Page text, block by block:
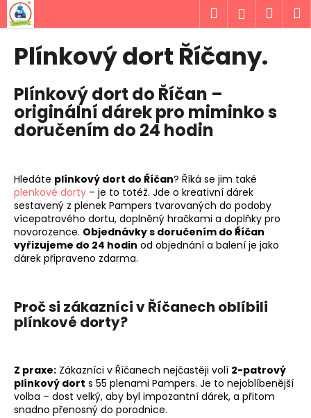
Přejít
na
obsah
Hledat
Plínkový dort Říčany.
Plínkový dort do Říčan –
originální dárek pro miminko s
doručením do 24 hodin
Hledáte plínkový dort do Říčan? Říká se jim také
plenkové dorty – je to totéž. Jde o kreativní dárek
sestavený z plenek Pampers tvarovaných do podoby
vícepatrového dortu, doplněný hračkami a doplňky pro
novorozence. Objednávky s doručením do Říčan
vyřizujeme do 24 hodin od objednání a balení je jako
dárek připraveno zdarma.
Proč si zákazníci v Říčanech oblíbili
plínkové dorty?
Z praxe: Zákazníci v Říčanech nejčastěji volí 2-patrový
plínkový dort s 55 plenami Pampers. Je to nejoblíbenější
volba – dost velký, aby byl impozantní dárek, a přitom
snadno přenosný do porodnice.
K
o
o
p
o
e
b
u
j
e
n
a
í
t
?